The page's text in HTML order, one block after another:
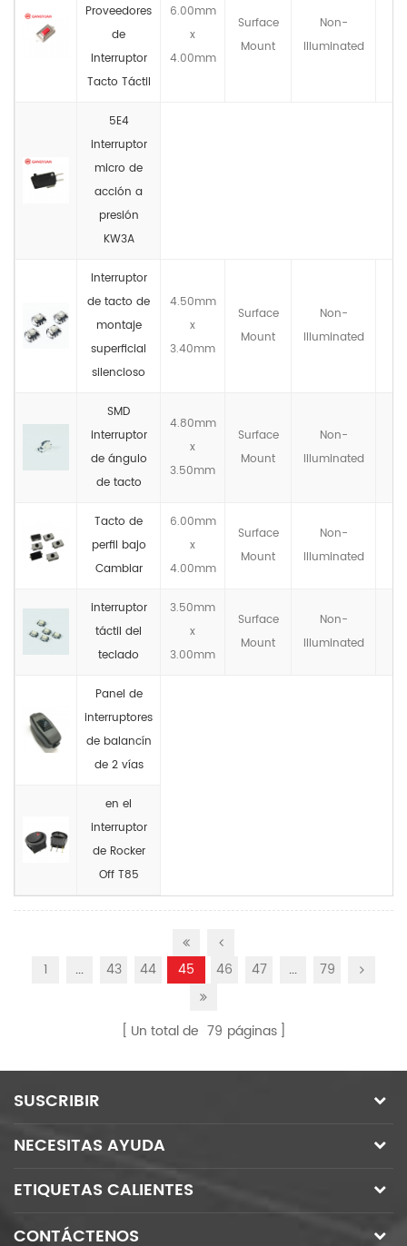
Proveedores
de
Interruptor
Tacto Táctil
6.00mm
x
4.00mm
Surface
Mount
Non-
llluminated
5E4
interruptor
micro de
acción a
presión
KW3A
Interruptor
de tacto de
montaje
superficial
silencioso
4.50mm
x
3.40mm
Surface
Mount
Non-
llluminated
SMD
interruptor
de ángulo
de tacto
4.80mm
x
3.50mm
Surface
Mount
Non-
llluminated
Tacto de
perfil bajo
Cambiar
6.00mm
x
4.00mm
Surface
Mount
Non-
llluminated
interruptor
táctil del
teclado
3.50mm
x
3.00mm
Surface
Mount
Non-
llluminated
Panel de
interruptores
de balancín
de 2 vías
en el
interruptor
de Rocker
Off T85
1 ... 43 44 45 46 47 ... 79
Un total de 79 páginas
SUSCRIBIR
NECESITAS AYUDA
ETIQUETAS CALIENTES
CONTÁCTENOS